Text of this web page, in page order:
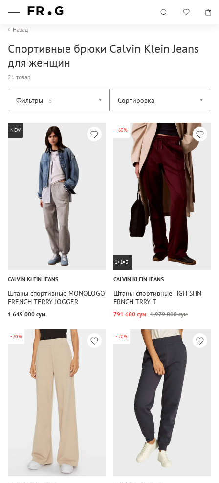
Назад
Спортивные брюки Calvin Klein Jeans
для женщин
21 товар
Фильтры 5 Сортировка
NEW
CALVIN KLEIN JEANS
Штаны спортивные MONOLOGO
FRENCH TERRY JOGGER
1 649 000 сум
-60%
1+1=3
CALVIN KLEIN JEANS
Штаны спортивные HGH SHN
FRNCH TRRY T
791 600 сум 1 979 000 сум
-70% -70%